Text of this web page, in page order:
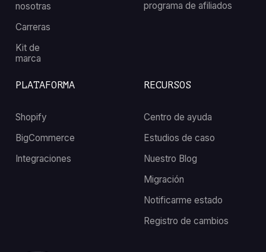
nosotras
Carreras
Kit de
marca
RECURSOS
Centro de ayuda
Estudios de caso
Nuestro Blog
Migración
Notificarme estado
Registro de cambios
programa de afiliados
PLATAFORMA
Shopify
BigCommerce
Integraciones